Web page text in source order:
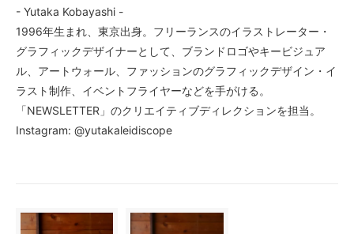
- Yutaka Kobayashi -
1996年生まれ、東京出身。フリーランスのイラストレーター・
グラフィックデザイナーとして、ブランドロゴやキービジュア
ル、アートウォール、ファッションのグラフィックデザイン・イ
ラスト制作、イベントフライヤーなどを手がける。
「NEWSLETTER」のクリエイティブディレクションを担当。
Instagram: @yutakaleidiscope